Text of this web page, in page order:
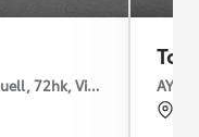
72hk, Vinterhjul